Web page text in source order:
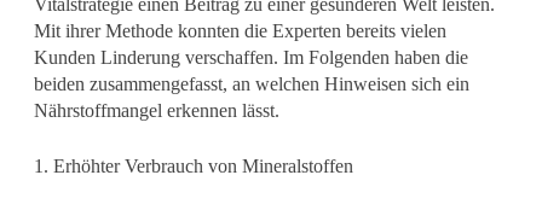
Vitalstrategie einen Beitrag zu einer gesünderen Welt leisten.
Mit ihrer Methode konnten die Experten bereits vielen
Kunden Linderung verschaffen. Im Folgenden haben die
beiden zusammengefasst, an welchen Hinweisen sich ein
Nährstoffmangel erkennen lässt.
1. Erhöhter Verbrauch von Mineralstoffen